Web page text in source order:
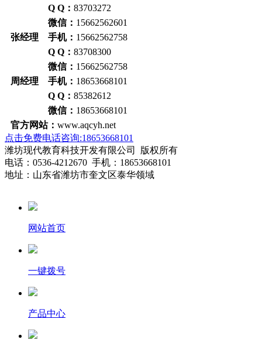
Q Q： 83703272
微信： 15662562601
张经理 手机： 15662562758
Q Q： 83708300
微信： 15662562758
周经理 手机： 18653668101
Q Q： 85382612
微信： 18653668101
官方网站： www.aqcyh.net
点击免费电话咨询:18653668101
潍坊现代教育科技开发有限公司 版权所有
电话：0536-4212670 手机：18653668101
地址：山东省潍坊市奎文区泰华领域
网站首页
一键拨号
产品中心